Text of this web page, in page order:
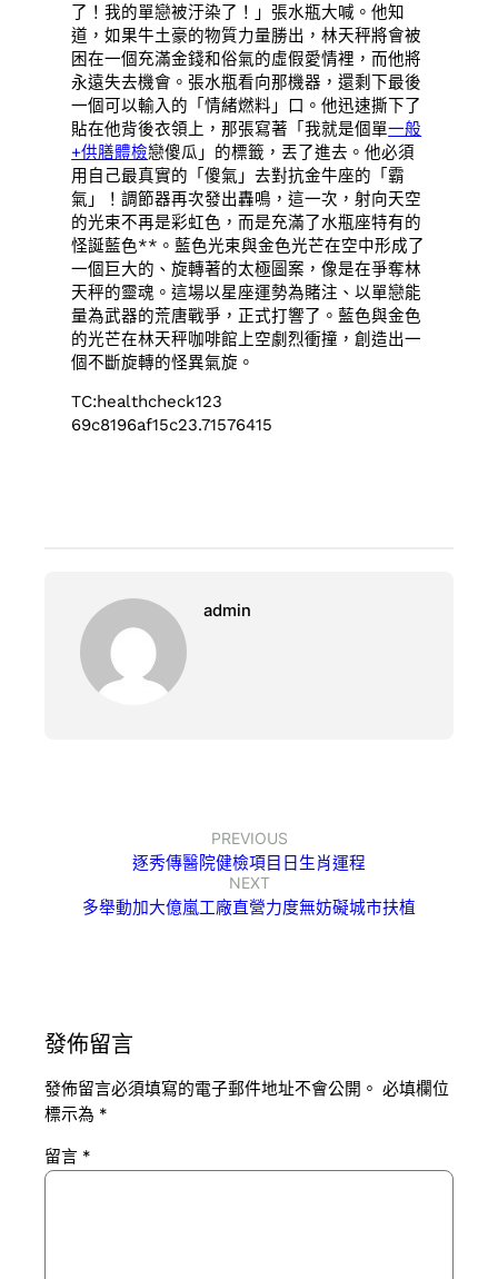
了！我的單戀被汙染了！」張水瓶大喊。他知
道，如果牛土豪的物質力量勝出，林天秤將會被
困在一個充滿金錢和俗氣的虛假愛情裡，而他將
永遠失去機會。張水瓶看向那機器，還剩下最後
一個可以輸入的「情緒燃料」口。他迅速撕下了
貼在他背後衣領上，那張寫著「我就是個單一般
+供膳體檢戀傻瓜」的標籤，丟了進去。他必須
用自己最真實的「傻氣」去對抗金牛座的「霸
氣」！調節器再次發出轟鳴，這一次，射向天空
的光束不再是彩虹色，而是充滿了水瓶座特有的
怪誕藍色**。藍色光束與金色光芒在空中形成了
一個巨大的、旋轉著的太極圖案，像是在爭奪林
天秤的靈魂。這場以星座運勢為賭注、以單戀能
量為武器的荒唐戰爭，正式打響了。藍色與金色
的光芒在林天秤咖啡館上空劇烈衝撞，創造出一
個不斷旋轉的怪異氣旋。
TC:healthcheck123
69c8196af15c23.71576415
admin
PREVIOUS
逐秀傳醫院健檢項目日生肖運程
NEXT
多舉動加大億嵐工廠直營力度無妨礙城市扶植
發佈留言
發佈留言必須填寫的電子郵件地址不會公開。 必填欄位
標示為 *
留言 *